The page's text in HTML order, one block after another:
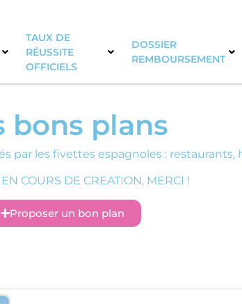
TAUX DE
RÉUSSITE
OFFICIELS
DOSSIER
REMBOURSEMENT
bons plans
par les fivettes espagnoles :
COURS DE CREATION, MERCI !
Proposer un bon plan